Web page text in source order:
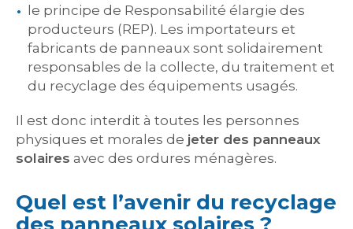
le principe de Responsabilité élargie des
producteurs (REP). Les importateurs et
fabricants de panneaux sont solidairement
responsables de la collecte, du traitement et
du recyclage des équipements usagés.
Il est donc interdit à toutes les personnes
physiques et morales de jeter des panneaux
solaires avec des ordures ménagères.
Quel est l’avenir du recyclage